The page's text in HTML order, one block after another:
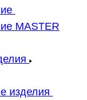
MASTER
изделия